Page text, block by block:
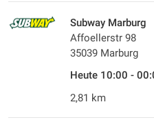
Subway Marburg
Affoellerstr 98
35039 Marburg
Heute 10:00 -
2,81 km